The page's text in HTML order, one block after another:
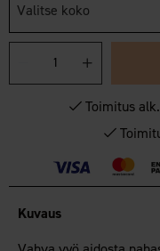
Valitse koko
Toimitus
Kuvaus